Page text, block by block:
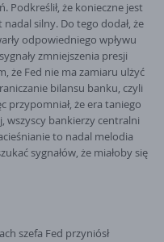
Podkreślił, że konieczne jest
silny. Do tego dodał, że
odpowiedniego wpływu
zmniejszenia presji
że Fed nie ma zamiaru ulżyć
bilansu banku, czyli
przypomniał, że era taniego
wszyscy bankierzy centralni
to nadal melodia
sygnałów, że miałoby się
szefa Fed przyniósł